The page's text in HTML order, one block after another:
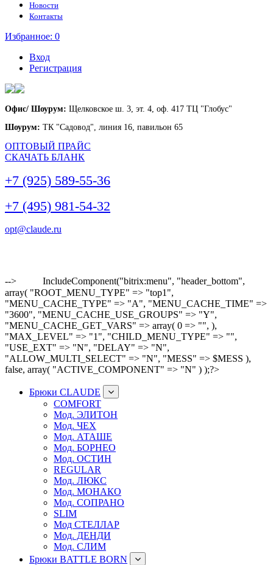
Новости
Контакты
Избранное: 0
Вход
Регистрация
Офис/ Шоурум: Щелковское ш. 3, эт. 4, оф. 417 ТЦ "Глобус"
Шоурум: ТК "Садовод", линия 16, павильон 65
ОПТОВЫЙ ПРАЙС
СКАЧАТЬ БЛАНК
+7 (925) 589-55-36
+7 (495) 981-54-32
opt@claude.ru
-->
IncludeComponent("bitrix:menu", "header_bottom",
array( "ROOT_MENU_TYPE" => "top1",
"MENU_CACHE_TYPE" => "A", "MENU_CACHE_TIME" =>
"3600", "MENU_CACHE_USE_GROUPS" => "Y",
"MENU_CACHE_GET_VARS" => array( 0 => "", ),
"MAX_LEVEL" => "1", "CHILD_MENU_TYPE" => "",
"USE_EXT" => "N", "DELAY" => "N",
"ALLOW_MULTI_SELECT" => "N", "MESS" => $MESS ),
false, array( "ACTIVE_COMPONENT" => "N" ) );?>
Брюки CLAUDE
COMFORT
Мод. ЭЛИТОН
Мод. ЧЕХ
Мод. АТАШЕ
Мод. БОРНЕО
Мод. ОСТИН
REGULAR
Мод. ЛЮКС
Мод. МОНАКО
Мод. СОПРАНО
SLIM
Мод СТЕЛЛАР
Мод. ДЕНДИ
Мод. СЛИМ
Брюки BATTLE BORN